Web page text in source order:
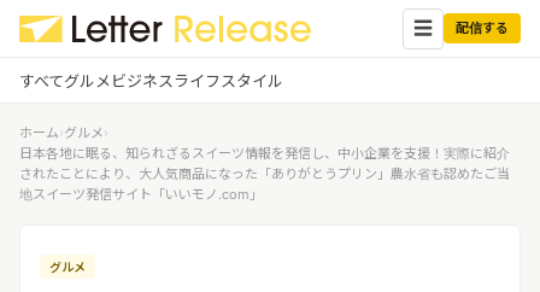
☰ 配信する
すべてグルメビジネスライフスタイル
✕
グルメ
ログイン ✕
企業ユーザーでログイン
する
ホーム›グルメ›
日本各地に眠る、知られざるスイーツ情報を発信し、中小企業を支援！実際に紹介
されたことにより、大人気商品になった「ありがとうプリン」農水省も認めたご当
地スイーツ発信サイト「いいモノ.com」
グルメ